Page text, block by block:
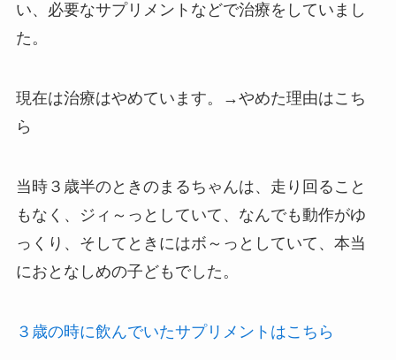
い、必要なサプリメントなどで治療をしていまし
た。
現在は治療はやめています。→やめた理由はこち
ら
当時３歳半のときのまるちゃんは、走り回ること
もなく、ジィ～っとしていて、なんでも動作がゆ
っくり、そしてときにはボ～っとしていて、本当
におとなしめの子どもでした。
３歳の時に飲んでいたサプリメントはこちら